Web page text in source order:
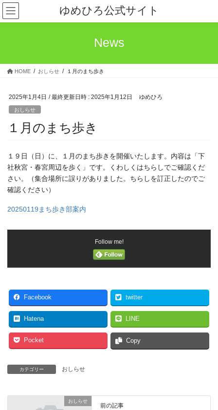
コ
ン
テ
ス
ナ
ビ
ゲ
ン
ゆめひろ公式サイト
News
HOME おしらせ １月のまち歩き
2025年1月4日 / 最終更新日時 : 2025年1月12日 ゆめひろ
おしらせ
１月のまち歩き
１９日（日）に、１月のまち歩きを開催いたします。内容は「下
社秋宮・春宮周辺を歩く」です。くわしくはちらしでご確認くだ
さい。（集合場所に誤りがありました。ちらしを訂正したのでご
確認ください）
20250119まち歩き部案内
Follow me!
Facebook twitter
Hatena LINE
Pocket Copy
カテゴリー おしらせ
おしらせ
前の記事